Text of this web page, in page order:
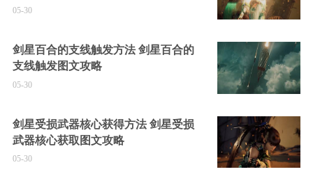
05-30
剑星百合的支线触发方法 剑星百合的
支线触发图文攻略
05-30
剑星受损武器核心获得方法 剑星受损
武器核心获取图文攻略
05-30